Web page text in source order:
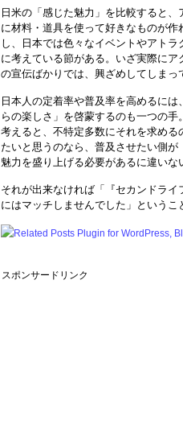
日米の「感じた魅力」を比較すると
に材料・道具を使って好きなものが
し、日本では色々なイベントやアト
に考えている節がある。いざ実際に
の宣伝ばかりでは、興ざめしてしま
日本人の定着率や普及率を高めるに
らの楽しさ」を啓蒙するのも一つの
考えると、不特定多数にそれを求め
たいと思うのなら、普及させたい側
魅力を盛り上げる必要があるに違いな
それが出来なければ「『セカンドラ
にはマッチしませんでした」というこ
スポンサードリンク